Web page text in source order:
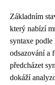
Základním
který nabízí
syntaxe
odsazování a
předcházet
dokáží